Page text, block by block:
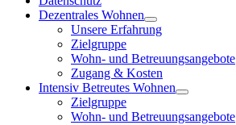
Dezentrales Wohnen
Unsere Erfahrung
Zielgruppe
Wohn- und Betreuungsangebote
Zugang & Kosten
Intensiv Betreutes Wohnen
Zielgruppe
Wohn- und Betreuungsangebote